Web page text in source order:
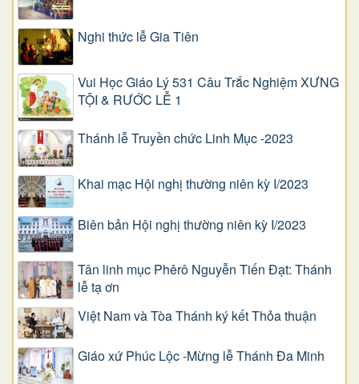
Nghi thức lễ Gia Tiên
Vui Học Giáo Lý 531 Câu Trắc Nghiệm XƯNG
TỘI & RƯỚC LỄ 1
Thánh lễ Truyền chức Linh Mục -2023
Khai mạc Hội nghị thường niên kỳ I/2023
Biên bản Hội nghị thường niên kỳ I/2023
Tân linh mục Phêrô Nguyễn Tiến Đạt: Thánh
lễ tạ ơn
Việt Nam và Tòa Thánh ký kết Thỏa thuận
Giáo xứ Phúc Lộc -Mừng lễ Thánh Đa Minh